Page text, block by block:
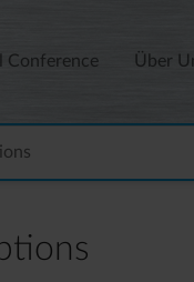
Conference Über